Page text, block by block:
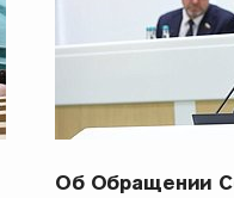
Об Обращении